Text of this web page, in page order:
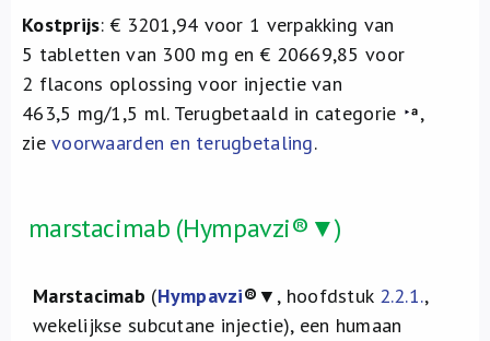
Kostprijs: € 3201,94 voor 1 verpakking van
5 tabletten van 300 mg en € 20669,85 voor
2 flacons oplossing voor injectie van
463,5 mg/1,5 ml. Terugbetaald in categorie
,
zievoorwaarden en terugbetaling.
marstacimab (Hympavzi®▼)
Marstacimab (Hympavzi®▼, hoofdstuk 2.2.1.,
wekelijkse subcutane injectie), een humaan